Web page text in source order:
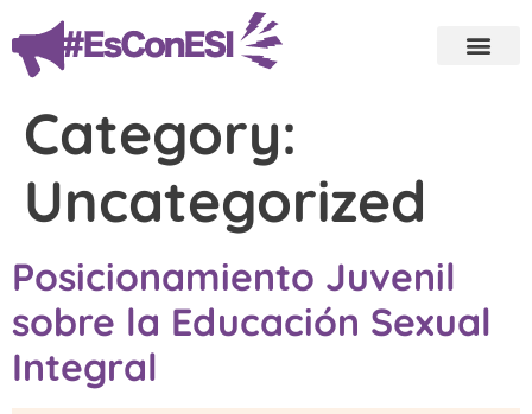
Category:
Uncategorized
Posicionamiento Juvenil
sobre la Educación Sexual
Integral